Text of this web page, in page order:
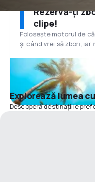
Rezervă-ți
clipe!
Folosește motorul de
și când vrei să zbori, iar
Explorează lumea cu
Descoperă destinațiile